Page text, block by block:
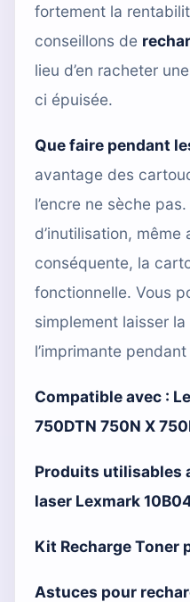
fortement la
conseillons de
lieu d’en racheter
ci épuisée.
Que faire pendant
avantage des
l’encre ne sèche
d’inutilisation,
conséquente, la
fonctionnelle. Vous
simplement laisser
l’imprimante
Compatible avec :
750DTN 750N X
Produits utilisables
laser Lexmark
Kit Recharge Toner
Astuces pour